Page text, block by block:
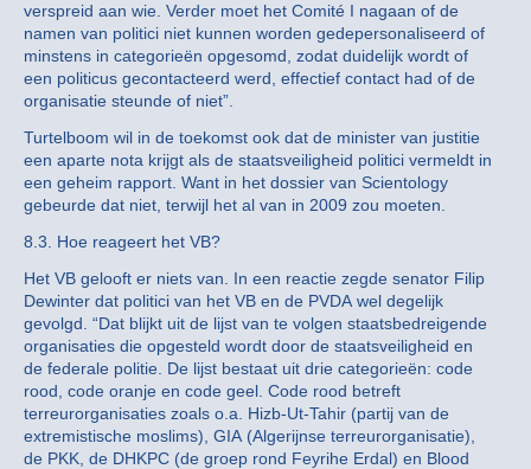
verspreid aan wie. Verder moet het Comité I nagaan of de
namen van politici niet kunnen worden gedepersonaliseerd of
minstens in categorieën opgesomd, zodat duidelijk wordt of
een politicus gecontacteerd werd, effectief contact had of de
organisatie steunde of niet”.
Turtelboom wil in de toekomst ook dat de minister van justitie
een aparte nota krijgt als de staatsveiligheid politici vermeldt in
een geheim rapport. Want in het dossier van Scientology
gebeurde dat niet, terwijl het al van in 2009 zou moeten.
8.3. Hoe reageert het VB?
Het VB gelooft er niets van. In een reactie zegde senator Filip
Dewinter dat politici van het VB en de PVDA wel degelijk
gevolgd. “Dat blijkt uit de lijst van te volgen staatsbedreigende
organisaties die opgesteld wordt door de staatsveiligheid en
de federale politie. De lijst bestaat uit drie categorieën: code
rood, code oranje en code geel. Code rood betreft
terreurorganisaties zoals o.a. Hizb-Ut-Tahir (partij van de
extremistische moslims), GIA (Algerijnse terreurorganisatie),
de PKK, de DHKPC (de groep rond Feyrihe Erdal) en Blood